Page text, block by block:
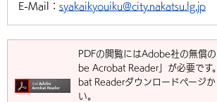
E-Mail： syakaikyouiku@city.nakatsu.lg.jp
PDFの閲覧にはAdobe社の無償
be Acrobat Reader」が必要で
bat Readerダウンロードページか
い。